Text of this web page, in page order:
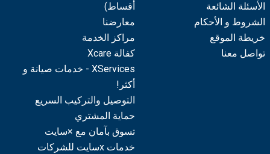
الأسئلة الشائعة
الشروط و الأحكام
خريطة الموقع
تواصل معنا
أقساط)
معارضنا
مراكز الخدمة
كفالة Xcare
XServices - خدمات صيانة و
أكثر!
التوصيل والتركيب السريع
حماية المشتري
تسوق بآمان مع ×سايت
خدمات xسايت للشركات